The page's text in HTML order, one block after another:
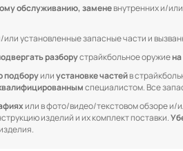
обслуживанию, заменевнутренних и/
установленные запасные части и
разборустрайкбольное оружие
подборуилиустановке частейв
специалистом. Все
или в фото/видео/текстовом обзоре и/
изделий и их комплект поставки.